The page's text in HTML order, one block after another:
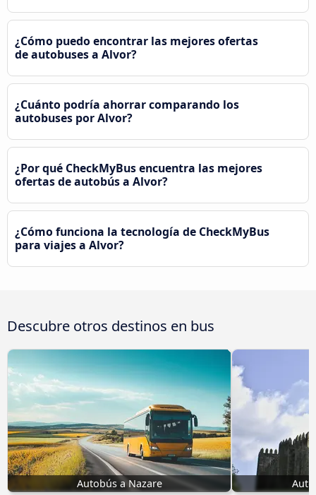
¿Cómo puedo encontrar las mejores ofertas
de autobuses a Alvor?
¿Cuánto podría ahorrar comparando los
autobuses por Alvor?
¿Por qué CheckMyBus encuentra las mejores
ofertas de autobús a Alvor?
¿Cómo funciona la tecnología de CheckMyBus
para viajes a Alvor?
Descubre otros destinos en bus
Autobús a Nazare